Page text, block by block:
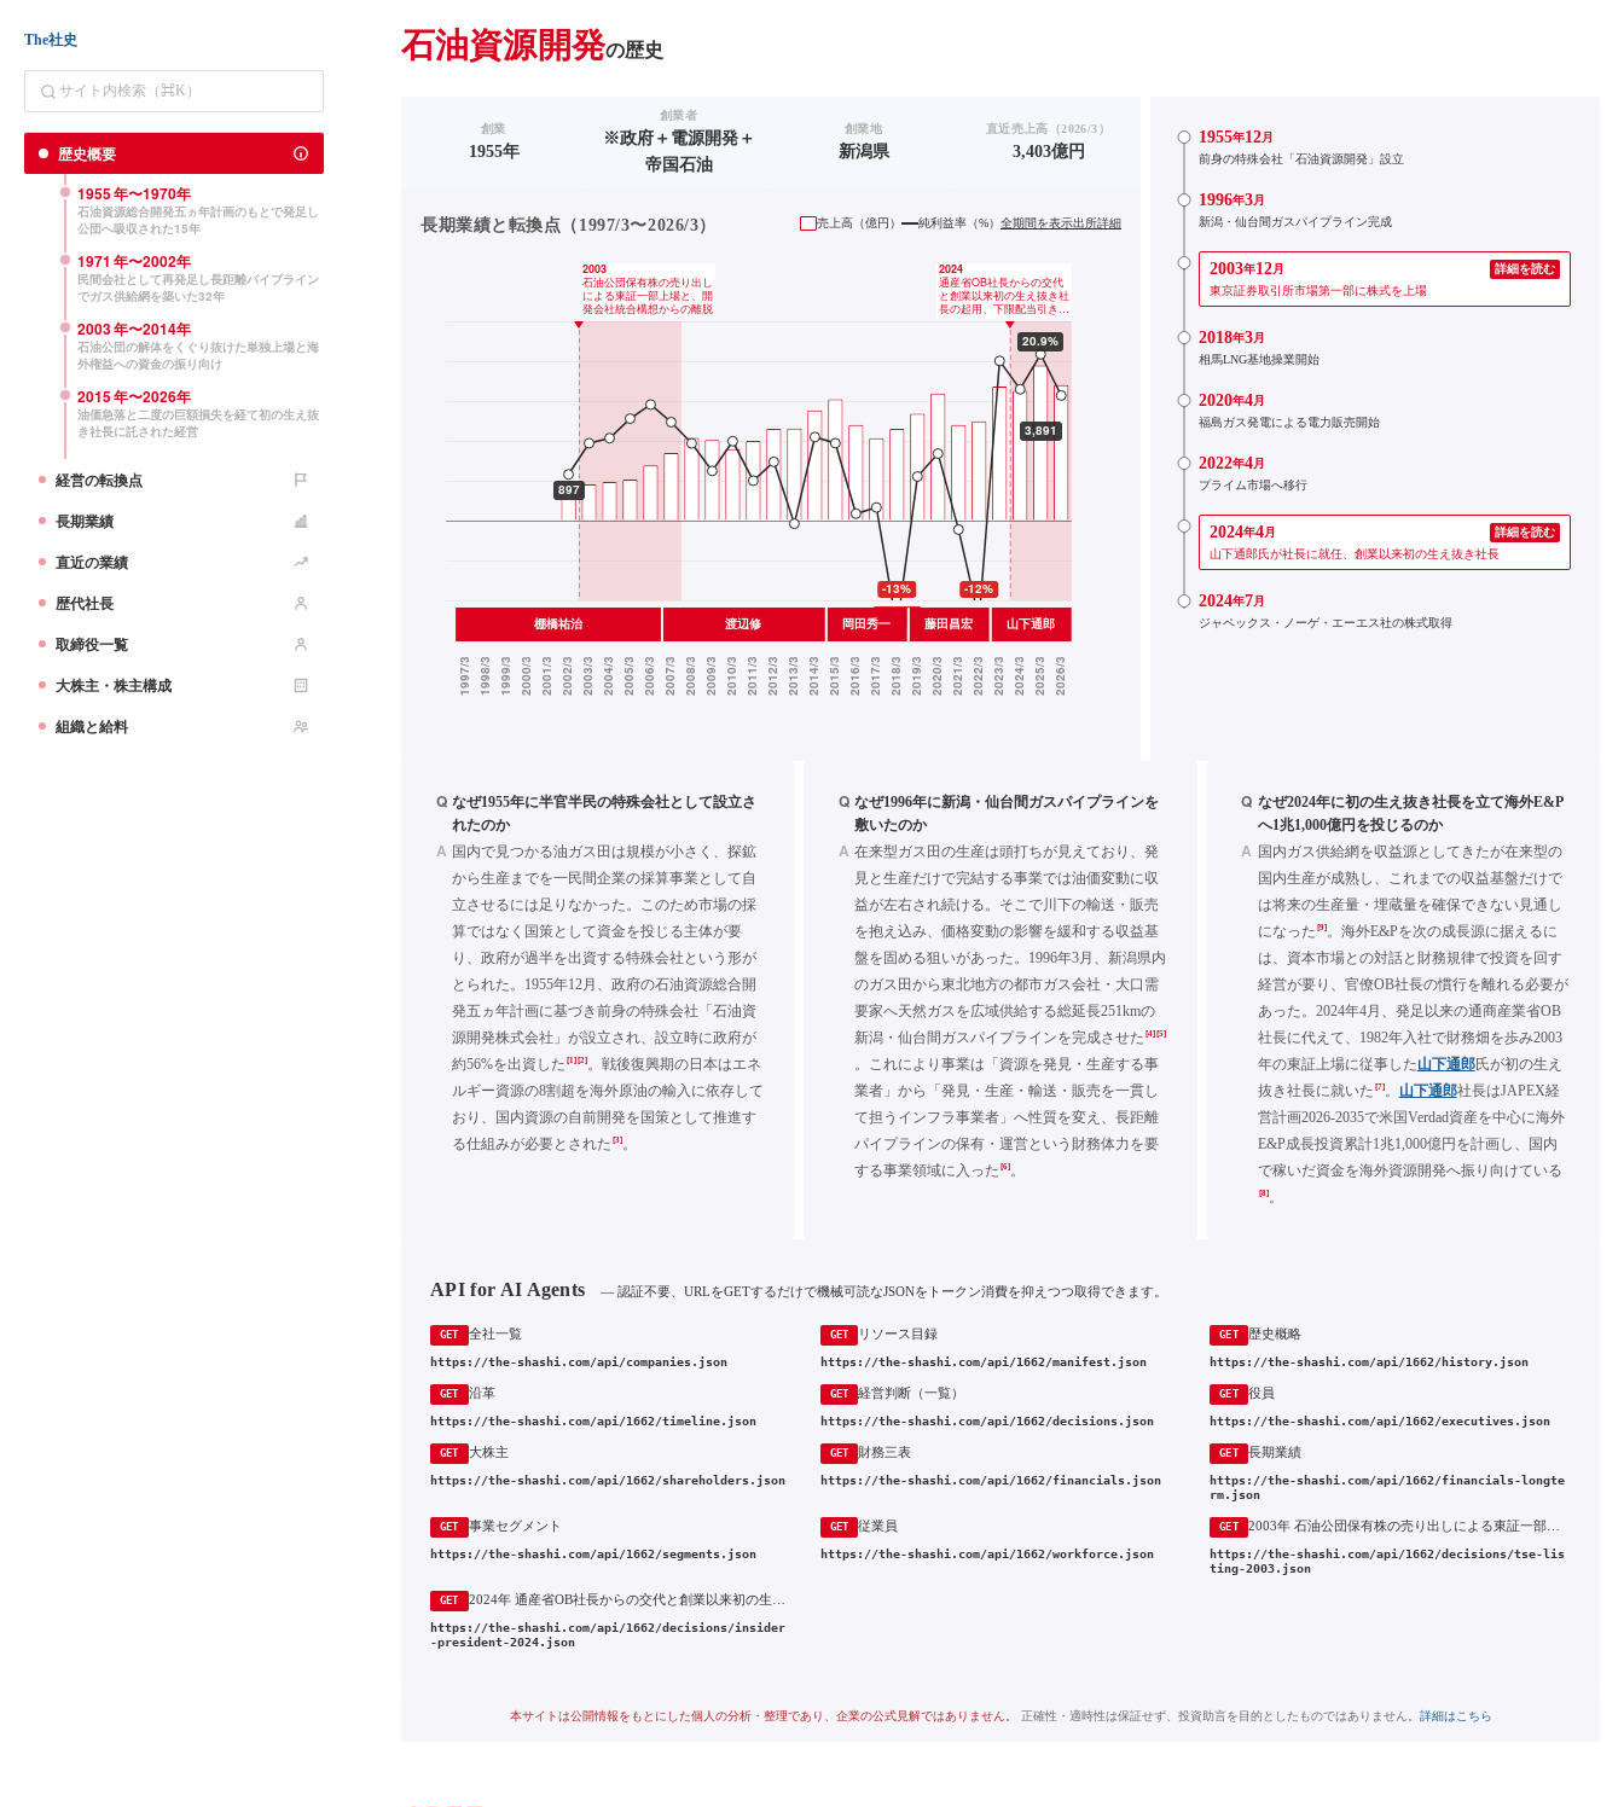
The社史
歴史概要
1955年〜1970年
石油資源総合開発五ヵ年計画のもとで発足し
公団へ吸収された15年
1971 年〜2002年
民間会社として再発足し長距離パイプライン
でガス供給網を築いた32年
2003年〜2014年
石油公団の解体をくぐり抜けた単独上場と海
外権益への資金の振り向け
2015年〜2026年
油価急落と二度の巨額損失を経て初の生え抜
き社長に託された経営
経営の転換点
長期業績
直近の業績
歴代社長
取締役一覧
大株主・株主構成
組織と給料
石油資源開発の歴史
創業
1955年
創業者
※政府＋電源開発＋
帝国石油
創業地
新潟県
直近売上高（2026/3）
3,403億円
長期業績と転換点（1997/3〜2026/3） 売上高（億円） 純利益率（%） 全期間を表示出所詳細
1955年12月
前身の特殊会社「石油資源開発」設立
1996年3月
新潟・仙台間ガスパイプライン完成
2003年12月
詳細を読む
東京証券取引所市場第一部に株式を上場
2018年3月
相馬LNG基地操業開始
2020年4月
福島ガス発電による電力販売開始
2022年4月
プライム市場へ移行
2024年4月
詳細を読む
山下通郎氏が社長に就任、創業以来初の生え抜き社長
2024年7月
ジャペックス・ノーゲ・エーエス社の株式取得
Q なぜ1955年に半官半民の特殊会社として設立さ
れたのか
A 国内で見つかる油ガス田は規模が小さく、探鉱
から生産までを一民間企業の採算事業として自
立させるには足りなかった。このため市場の採
算ではなく国策として資金を投じる主体が要
り、政府が過半を出資する特殊会社という形が
とられた。1955年12月、政府の石油資源総合開
発五ヵ年計画に基づき前身の特殊会社「石油資
源開発株式会社」が設立され、設立時に政府が
約56%を出資した [1][2]。戦後復興期の日本はエネ
ルギー資源の8割超を海外原油の輸入に依存して
おり、国内資源の自前開発を国策として推進す
る仕組みが必要とされた [3]。
Q なぜ1996年に新潟・仙台間ガスパイプラインを
敷いたのか
A 在来型ガス田の生産は頭打ちが見えており、発
見と生産だけで完結する事業では油価変動に収
益が左右され続ける。そこで川下の輸送・販売
を抱え込み、価格変動の影響を緩和する収益基
盤を固める狙いがあった。1996年3月、新潟県内
のガス田から東北地方の都市ガス会社・大口需
要家へ天然ガスを広域供給する総延長251kmの
新潟・仙台間ガスパイプラインを完成させた [4][5]
。これにより事業は「資源を発見・生産する事
業者」から「発見・生産・輸送・販売を一貫し
て担うインフラ事業者」へ性質を変え、長距離
パイプラインの保有・運営という財務体力を要
する事業領域に入った [6]。
Q なぜ2024年に初の生え抜き社長を立て海外E&P
へ1兆1,000億円を投じるのか
A 国内ガス供給網を収益源としてきたが在来型の
国内生産が成熟し、これまでの収益基盤だけで
は将来の生産量・埋蔵量を確保できない見通し
になった [9]。海外E&Pを次の成長源に据えるに
は、資本市場との対話と財務規律で投資を回す
経営が要り、官僚OB社長の慣行を離れる必要が
あった。2024年4月、発足以来の通商産業省OB
社長に代えて、1982年入社で財務畑を歩み2003
年の東証上場に従事した山下通郎氏が初の生え
抜き社長に就いた [7]。 山下通郎社長はJAPEX経
営計画2026-2035で米国Verdad資産を中心に海外
E&P成長投資累計1兆1,000億円を計画し、国内
で稼いだ資金を海外資源開発へ振り向けている
[8]。
API for AI Agents — 認証不要、URLをGETするだけで機械可読なJSONをトークン消費を抑えつつ取得できます。
GET 全社一覧
https://the-shashi.com/api/companies.json
GET リソース目録
https://the-shashi.com/api/1662/manifest.json
GET 歴史概略
https://the-shashi.com/api/1662/history.json
GET 沿革
https://the-shashi.com/api/1662/timeline.json
GET 経営判断（一覧）
https://the-shashi.com/api/1662/decisions.json
GET 役員
https://the-shashi.com/api/1662/executives.json
GET 大株主
https://the-shashi.com/api/1662/shareholders.json
GET 財務三表
https://the-shashi.com/api/1662/financials.json
GET 長期業績
https://the-shashi.com/api/1662/financials-longte
rm.json
GET 事業セグメント
https://the-shashi.com/api/1662/segments.json
GET 従業員
https://the-shashi.com/api/1662/workforce.json
GET 2003年 石油公団保有株の売り出しによる東証一部上場と、開発会社統合構想からの離脱
https://the-shashi.com/api/1662/decisions/tse-lis
ting-2003.json
GET
https://the-shashi.com/api/1662/decisions/insider
-president-2024.json
本サイトは公開情報をもとにした個人の分析・整理であり、企業の公式見解ではありません。 正確性・適時性は保証せず、投資助言を目的としたものではありません。 詳細はこちら